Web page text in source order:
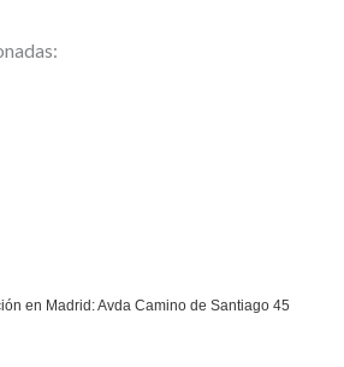
en Madrid: Avda Camino de Santiago 45